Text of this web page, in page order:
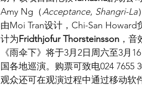
Amy Ng（Acceptance, Shangri-La
由Moi Tran设计，Chi-San
计为Fridthjofur Thorsteinsson ，
《雨伞下》将于3月2日周六至3月
国各地巡演。购票可致电024 7655
观众还可在观演过程中通过移动软